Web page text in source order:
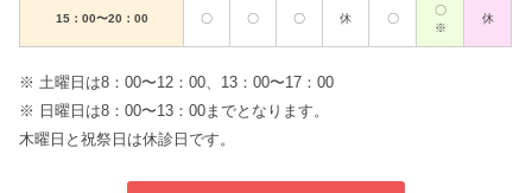
15：00〜20：00 〇 〇 〇 休 〇
〇
※
休
※ 土曜日は8：00〜12：00、13：00〜17：00
※ 日曜日は8：00〜13：00までとなります。
木曜日と祝祭日は休診日です。